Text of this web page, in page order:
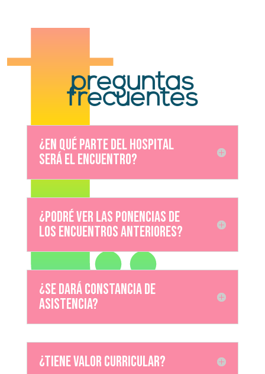
preguntas
frecuentes
¿En qué parte del Hospital
será el encuentro?
¿Podré ver las ponencias de
los encuentros anteriores?
¿Se dará constancia de
asistencia?
¿Tiene valor curricular?